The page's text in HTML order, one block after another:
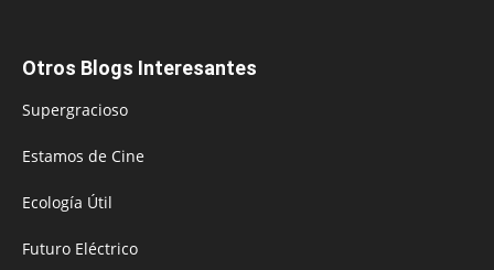
Otros Blogs Interesantes
Supergracioso
Estamos de Cine
Ecología Útil
Futuro Eléctrico